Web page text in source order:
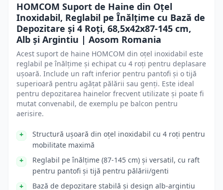
HOMCOM Suport de Haine din Oțel
Inoxidabil, Reglabil pe Înălțime cu Bază de
Depozitare și 4 Roți, 68,5x42x87-145 cm,
Alb și Argintiu | Aosom Romania
Acest suport de haine HOMCOM din oțel inoxidabil este
reglabil pe înălțime și echipat cu 4 roți pentru deplasare
ușoară. Include un raft inferior pentru pantofi și o tijă
superioară pentru agățat pălării sau genți. Este ideal
pentru depozitarea hainelor frecvent utilizate și poate fi
mutat convenabil, de exemplu pe balcon pentru
aerisire.
Structură ușoară din oțel inoxidabil cu 4 roți pentru
mobilitate maximă
Reglabil pe înălțime (87-145 cm) și versatil, cu raft
pentru pantofi și tijă pentru pălării/genti
Bază de depozitare stabilă și design alb-argintiu